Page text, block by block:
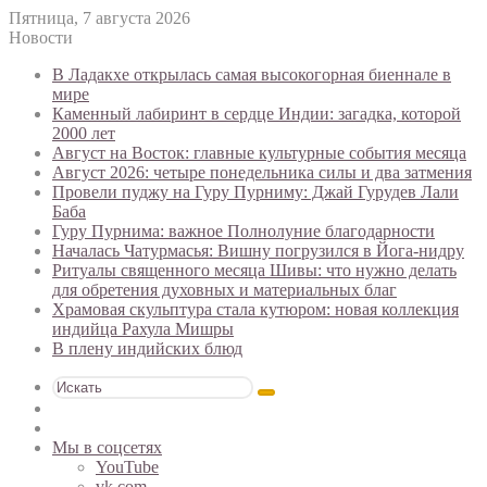
Пятница, 7 августа 2026
Новости
В Ладакхе открылась самая высокогорная биеннале в
мире
Каменный лабиринт в сердце Индии: загадка, которой
2000 лет
Август на Восток: главные культурные события месяца
Август 2026: четыре понедельника силы и два затмения
Провели пуджу на Гуру Пурниму: Джай Гурудев Лали
Баба
Гуру Пурнима: важное Полнолуние благодарности
Началась Чатурмасья: Вишну погрузился в Йога-нидру
Ритуалы священного месяца Шивы: что нужно делать
для обретения духовных и материальных благ
Храмовая скульптура стала кутюром: новая коллекция
индийца Рахула Мишры
В плену индийских блюд
Искать
статья
Мы в соцсетях
YouTube